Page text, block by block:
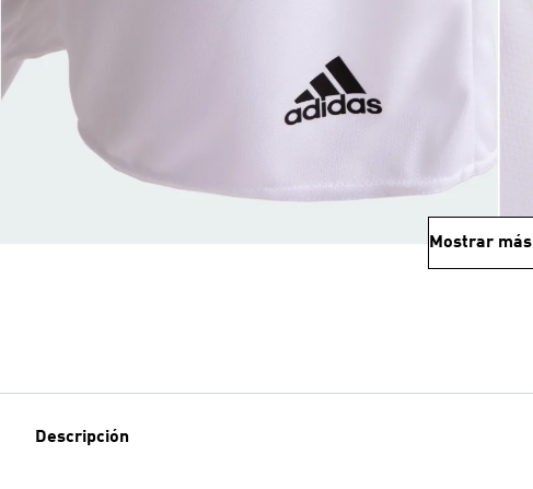
Mostrar más
Descripción